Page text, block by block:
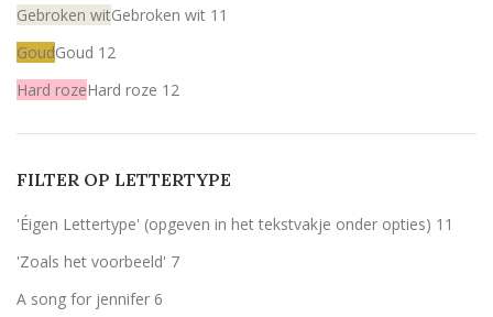
Gebroken witGebroken wit 11
GoudGoud 12
Hard rozeHard roze 12
WitWit
FILTER OP LETTERTYPE
'Éigen Lettertype' (opgeven in het tekstvakje onder opties) 11
'Zoals het voorbeeld' 7
A song for jennifer 6